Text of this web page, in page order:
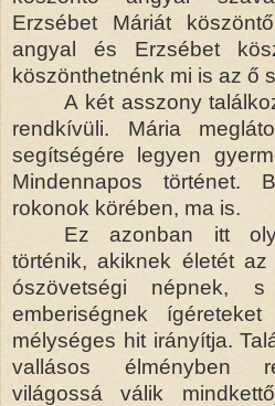
Erzsébet Máriát
angyal és Erzsébet
köszönthetnénk mi is az ő
A két asszony
rendkívüli. Mária
segítségére legyen
Mindennapos történet.
rokonok körében, ma is.
Ez azonban itt
történik, akiknek életét
ószövetségi népnek,
emberiségnek
mélységes hit irányítja.
vallásos élményben
világossá válik